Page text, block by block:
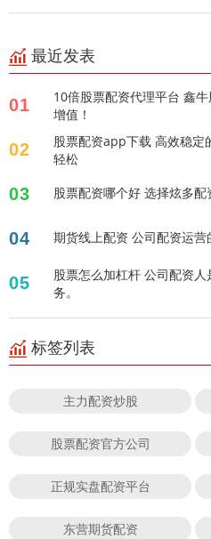
最近发表
01
10倍股票配资代理平台 鑫
增值！
02
股票配资app下载 高效稳定
轻松
03 股票配资哪个好 选择炫多
04 期货线上配资 公司配资运
05
股票怎么加杠杆 公司配资
务。
标签列表
主力配资炒股
股票配资官方公司
正规实盘配资平台
东营期货配资